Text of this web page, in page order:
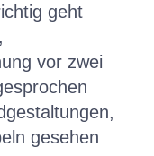
geht
vor zwei
gesehen